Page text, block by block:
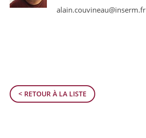
< RETOUR À LA LISTE
alain.couvineau@inserm.fr